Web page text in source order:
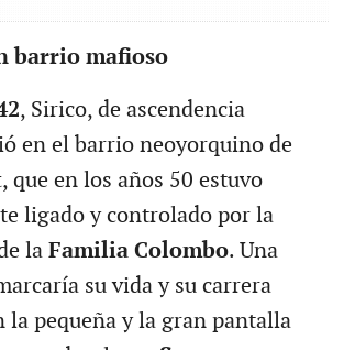
barrio mafioso
, Sirico, de ascendencia
en el barrio neoyorquino de
, que en los años 50 estuvo
ligado y controlado por la
la Familia Colombo. Una
su vida y su carrera
la pequeña y la gran pantalla